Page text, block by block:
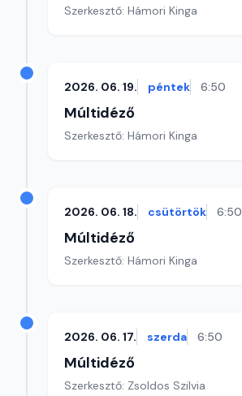
Szerkesztő: Hámori Kinga
2026. 06. 19. péntek 6:50
Múltidéző
Szerkesztő: Hámori Kinga
2026. 06. 18. csütörtök 6:50
Múltidéző
Szerkesztő: Hámori Kinga
2026. 06. 17. szerda 6:50
Múltidéző
Szerkesztő: Zsoldos Szilvia